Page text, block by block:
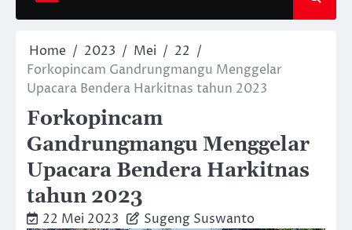
Home 2023 Mei
22
Forkopincam Gandrungmangu Menggelar
Upacara Bendera Harkitnas tahun 2023
Forkopincam
Gandrungmangu Menggelar
Upacara Bendera Harkitnas
tahun 2023
22 Mei 2023 Sugeng Suswanto